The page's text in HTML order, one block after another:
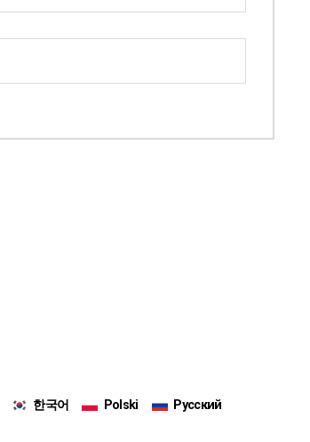
한국어 Polski
Русский